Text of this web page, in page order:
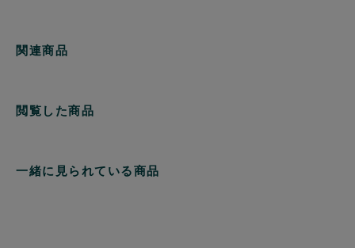
関連商品
閲覧した商品
一緒に見られている商品